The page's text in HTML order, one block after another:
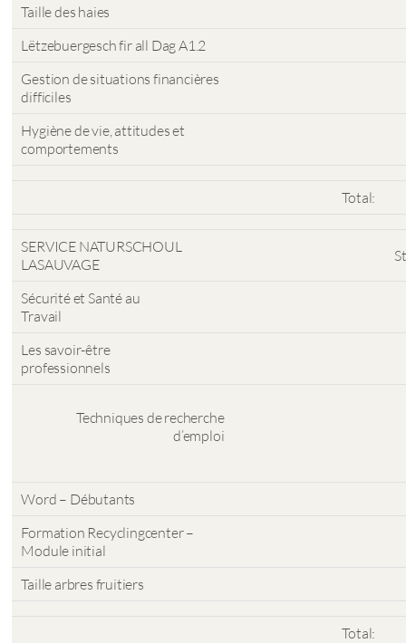
Taille des haies
Lëtzebuergesch fir all Dag A1.2
Gestion de situations financières
difficiles
Hygiène de vie, attitudes et
comportements
Total:
SERVICE NATURSCHOUL
LASAUVAGE
Sécurité et Santé au
Travail
Les savoir-être
professionnels
Techniques de recherche
d’emploi
Word – Débutants
Formation Recyclingcenter –
Module initial
Taille arbres fruitiers
Total: